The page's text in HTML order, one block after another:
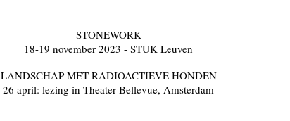
STONEWORK
18-19 november 2023 - STUK Leuven
LANDSCHAP MET RADIOACTIEVE HONDEN
26 april: lezing in Theater Bellevue, Amsterdam